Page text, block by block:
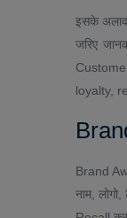
इसके
जरिए
loyalty,
Brand
नाम,